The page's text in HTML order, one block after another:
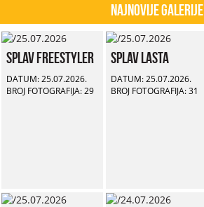
Najnovije Galerije
Splav Freestyler
DATUM: 25.07.2026.
BROJ FOTOGRAFIJA: 29
Splav Lasta
DATUM: 25.07.2026.
BROJ FOTOGRAFIJA: 31